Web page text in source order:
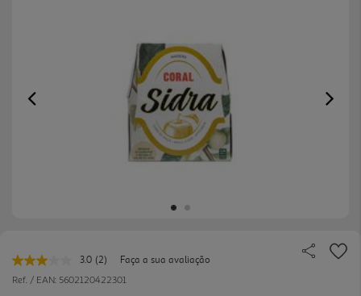
Previous
3.0 Leu
2
(2)
Faça a sua avaliação
Ref. / EAN: 5602120422301